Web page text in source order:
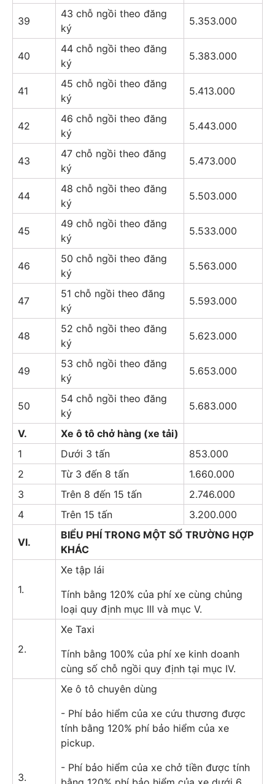
39
43 chỗ ngồi theo đăng
ký
5.353.000
40
44 chỗ ngồi theo đăng
ký
5.383.000
41
45 chỗ ngồi theo đăng
ký
5.413.000
42
46 chỗ ngồi theo đăng
ký
5.443.000
43
47 chỗ ngồi theo đăng
ký
5.473.000
44
48 chỗ ngồi theo đăng
ký
5.503.000
45
49 chỗ ngồi theo đăng
ký
5.533.000
46
50 chỗ ngồi theo đăng
ký
5.563.000
47
51 chỗ ngồi theo đăng
ký
5.593.000
48
52 chỗ ngồi theo đăng
ký
5.623.000
49
53 chỗ ngồi theo đăng
ký
5.653.000
50
54 chỗ ngồi theo đăng
ký
5.683.000
V.
Xe ô tô chở hàng (xe tải)
1
Dưới 3 tấn
853.000
2
Từ 3 đến 8 tấn
1.660.000
3
Trên 8 đến 15 tấn
2.746.000
4
Trên 15 tấn 3.200.000
VI.
BIỂU PHÍ TRONG MỘT SỐ TRƯỜNG HỢP
KHÁC
1.
Xe tập lái
Tính bằng 120% của phí xe cùng chủng
loại quy định mục III và mục V.
2.
Xe Taxi
Tính bằng 100% của phí xe kinh doanh
cùng số chỗ ngồi quy định tại mục IV.
3.
Xe ô tô chuyên dùng
- Phí bảo hiểm của xe cứu thương được
tính bằng 120% phí bảo hiểm của xe
pickup.
- Phí bảo hiểm của xe chở tiền được tính